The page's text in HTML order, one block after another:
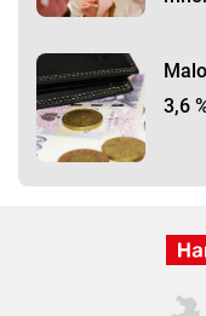
3,6